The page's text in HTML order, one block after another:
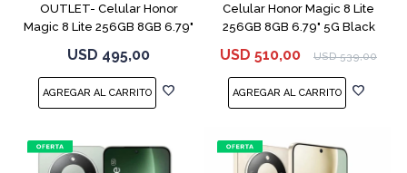
OUTLET- Celular Honor
Magic 8 Lite 256GB 8GB 6.79"
USD 495,00
Celular Honor Magic 8 Lite
256GB 8GB 6.79" 5G Black
USD 510,00 USD 539,00